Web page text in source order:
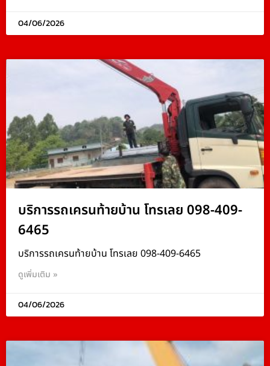
04/06/2026
บริการรถเครนท้ายบ้าน โทรเลย 098-409-
6465
บริการรถเครนท้ายบ้าน โทรเลย 098-409-6465
ดูเพิ่มเติม »
04/06/2026